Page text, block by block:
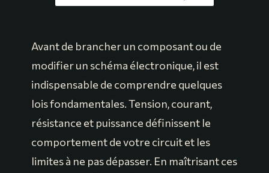
Avant de brancher un composant ou de
modifier un schéma électronique, il est
indispensable de comprendre quelques
lois fondamentales. Tension, courant,
résistance et puissance définissent le
comportement de votre circuit et les
limites à ne pas dépasser. En maîtrisant ces